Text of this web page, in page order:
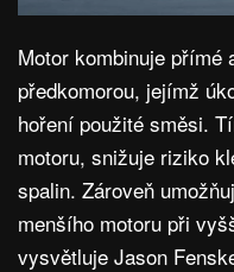
Motor kombinuje
předkomorou, jejímž
hoření použité směsi.
motoru, snižuje riziko
spalin. Zároveň
menšího motoru při
vysvětluje Jason